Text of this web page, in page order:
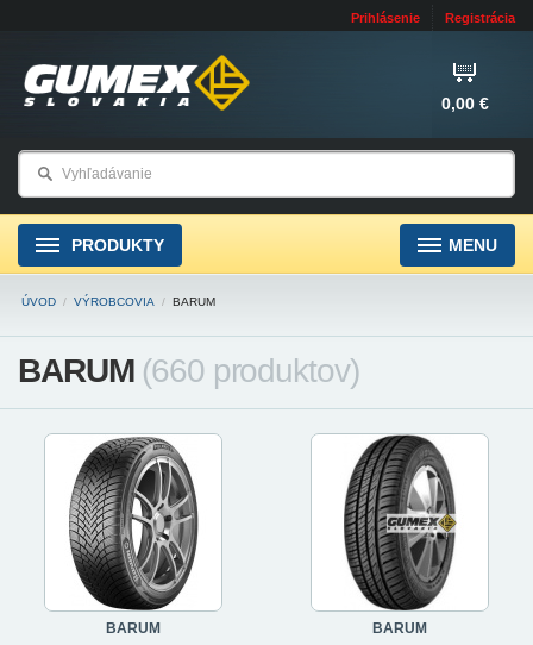
Prihlásenie Registrácia
0,00 €
PRODUKTY MENU
ÚVOD / VÝROBCOVIA / BARUM
BARUM (660 produktov)
BARUM
BARUM